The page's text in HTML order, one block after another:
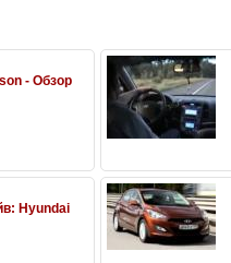
- Обзор
Hyundai